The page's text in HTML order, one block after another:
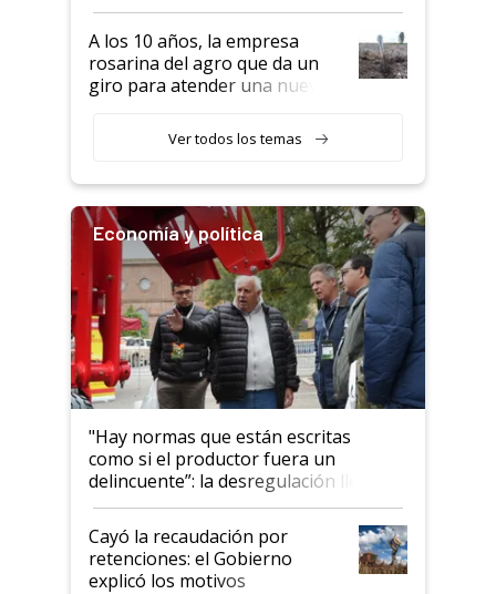
por tonelada: compraron un
semillero
A los 10 años, la empresa
rosarina del agro que da un
giro para atender una nueva
Ver todos los temas
Economía y política
"Hay normas que están escritas
como si el productor fuera un
delincuente”: la desregulación llegó
al Congreso Aapresid y hasta se
habló del financiamiento al IPCVA
Cayó la recaudación por
retenciones: el Gobierno
explicó los motivos